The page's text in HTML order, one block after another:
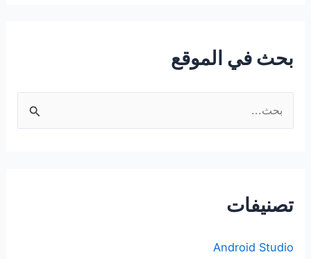
بحث في الموقع
ل
ع
تصنيفات
Android Studio